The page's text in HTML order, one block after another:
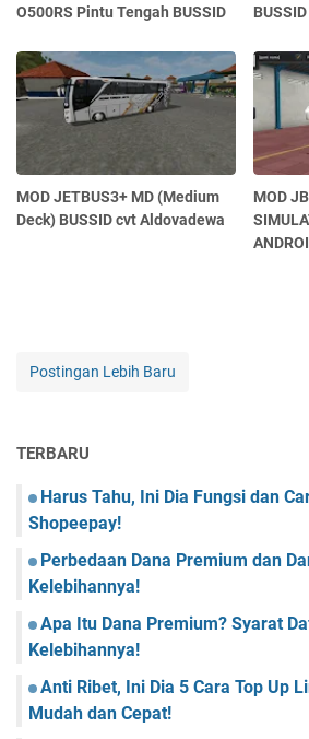
O500RS Pintu Tengah BUSSID
BUSSID
MOD JETBUS3+ MD (Medium
Deck) BUSSID cvt Aldovadewa
MOD
Postingan Lebih Baru
TERBARU
Harus Tahu, Ini Dia Fungsi dan
Shopeepay!
Perbedaan Dana Premium dan
Kelebihannya!
Apa Itu Dana Premium? Syarat
Kelebihannya!
Anti Ribet, Ini Dia 5 Cara Top Up
Mudah dan Cepat!